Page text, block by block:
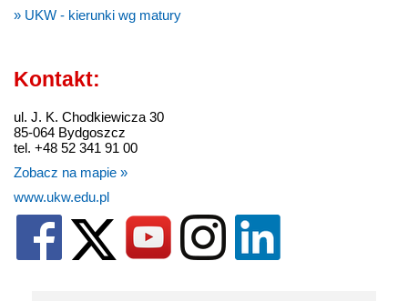
» UKW - kierunki wg matury
Kontakt:
ul. J. K. Chodkiewicza 30
85-064 Bydgoszcz
tel. +48 52 341 91 00
Zobacz na mapie »
www.ukw.edu.pl